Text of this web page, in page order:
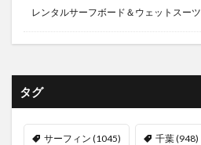
レンタルサーフボード＆ウェットスーツ
タグ
サーフィン (1045) 千葉(948)